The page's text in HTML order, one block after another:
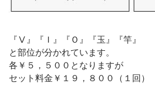
『Ⅴ』『Ｉ』『Ｏ』『玉』『竿』
と部位が分かれています。
各￥５，５００となりますが
セット料金￥１９，８００（１回）